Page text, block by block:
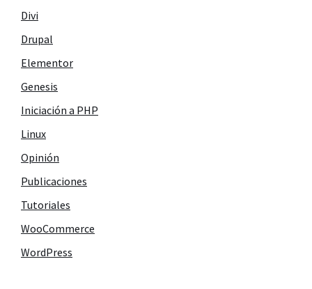
Divi
Drupal
Elementor
Genesis
Iniciación a PHP
Linux
Opinión
Publicaciones
Tutoriales
WooCommerce
WordPress